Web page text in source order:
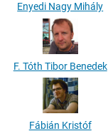
Enyedi Nagy Mihály
F. Tóth Tibor Benedek
Fábián Kristóf